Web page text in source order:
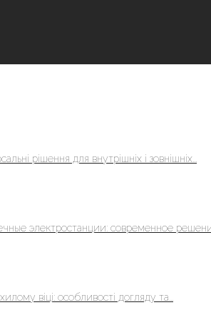
рішення для внутрішніх і зовнішніх...
электростанции: современное
віці: особливості догляду та...